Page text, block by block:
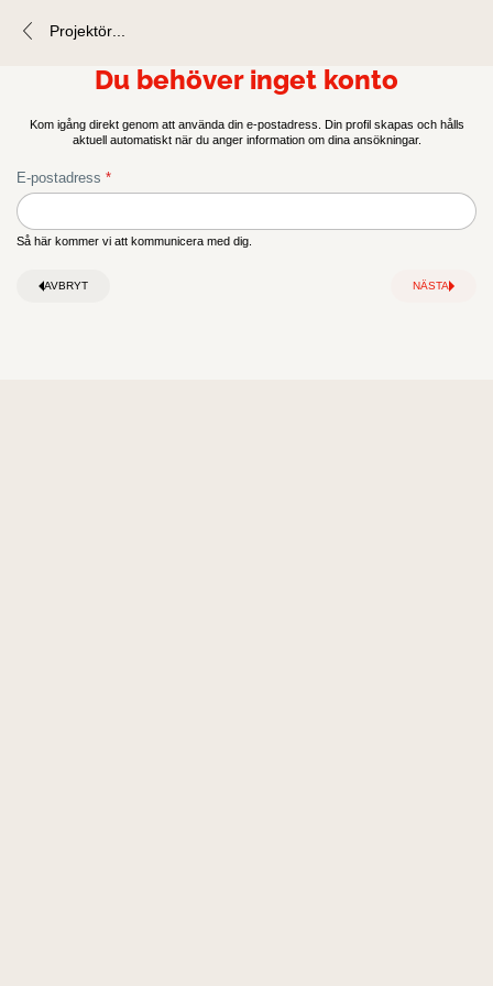
Projektör...
AnsökningsformulärAutentiseringsskärm.
Du behöver inget konto
Kom igång direkt genom att använda din e-postadress. Din profil skapas och hålls
aktuell automatiskt när du anger information om dina ansökningar.
E-postadress
honeypot
Så här kommer vi att kommunicera med dig.
AVBRYT NÄSTA